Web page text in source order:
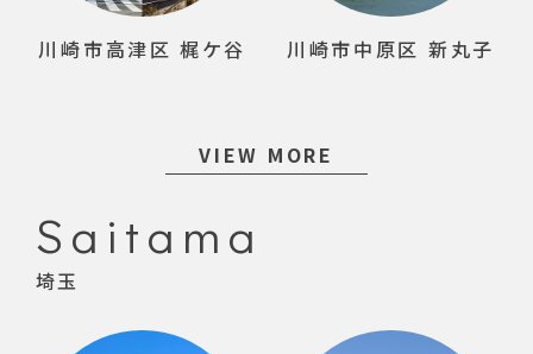
川崎市高津区 梶ケ谷 川崎市中原区 新丸子
VIEW MORE
埼玉
Saitama